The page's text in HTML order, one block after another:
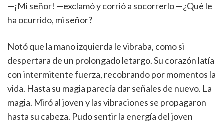
—¡Mi señor! —exclamó y corrió a socorrerlo —¿Qué le
ha ocurrido, mi señor?
Notó que la mano izquierda le vibraba, como si
despertara de un prolongado letargo. Su corazón latía
con intermitente fuerza, recobrando por momentos la
vida. Hasta su magia parecía dar señales de nuevo. La
magia. Miró al joven y las vibraciones se propagaron
hasta su cabeza. Pudo sentir la energía del joven